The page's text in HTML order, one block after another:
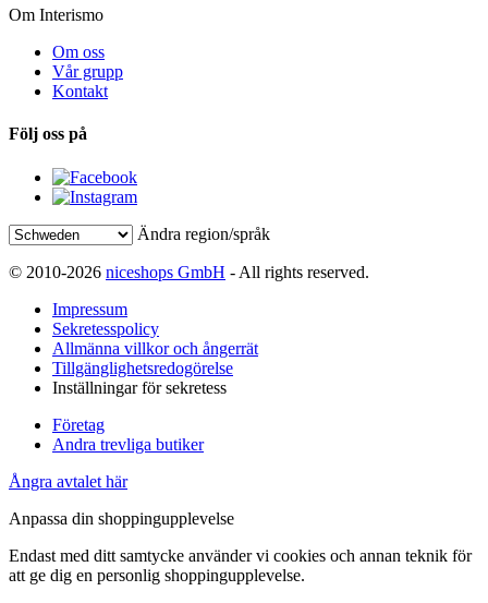
Om Interismo
Om oss
Vår grupp
Kontakt
Följ oss på
Ändra region/språk
© 2010-2026 niceshops GmbH - All rights reserved.
Impressum
Sekretesspolicy
Allmänna villkor och ångerrät
Tillgänglighetsredogörelse
Inställningar för sekretess
Företag
Andra trevliga butiker
Ångra avtalet här
Anpassa din shoppingupplevelse
Endast med ditt samtycke använder vi cookies och annan teknik för
att ge dig en personlig shoppingupplevelse.